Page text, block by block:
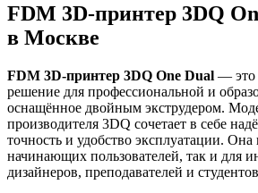
FDM 3D-принтер 3DQ
в Москве
FDM 3D-принтер 3DQ One Dual — это
решение для профессиональной и
оснащённое двойным экструдером.
производителя 3DQ сочетает в себе
точность и удобство эксплуатации. Она
начинающих пользователей, так и для
дизайнеров, преподавателей и